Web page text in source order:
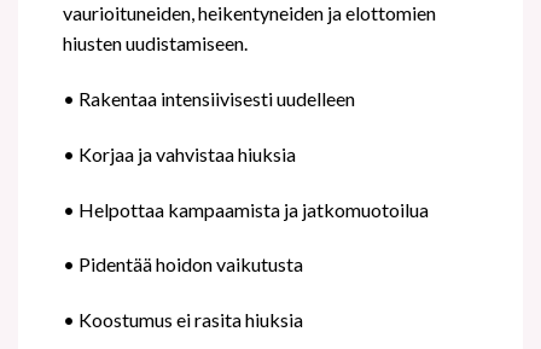
vaurioituneiden, heikentyneiden ja elottomien
hiusten uudistamiseen.
• Rakentaa intensiivisesti uudelleen
• Korjaa ja vahvistaa hiuksia
• Helpottaa kampaamista ja jatkomuotoilua
• Pidentää hoidon vaikutusta
• Koostumus ei rasita hiuksia